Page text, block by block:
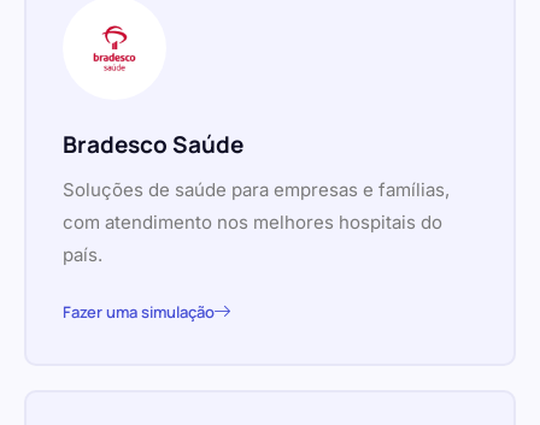
Bradesco Saúde
Soluções de saúde para empresas e famílias,
com atendimento nos melhores hospitais do
país.
Fazer uma simulação